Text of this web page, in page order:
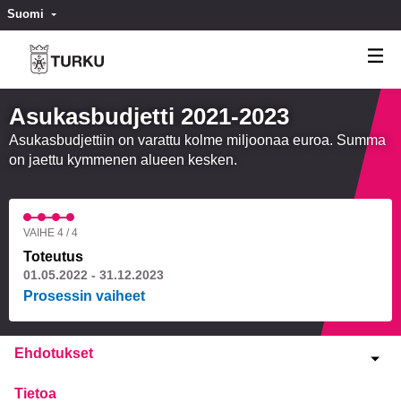
Suomi Valitse kieli
Asukasbudjetti 2021-2023
Asukasbudjettiin on varattu kolme miljoonaa euroa. Summa
on jaettu kymmenen alueen kesken.
VAIHE 4 / 4
Toteutus
01.05.2022 - 31.12.2023
Prosessin vaiheet
Ehdotukset
Tietoa